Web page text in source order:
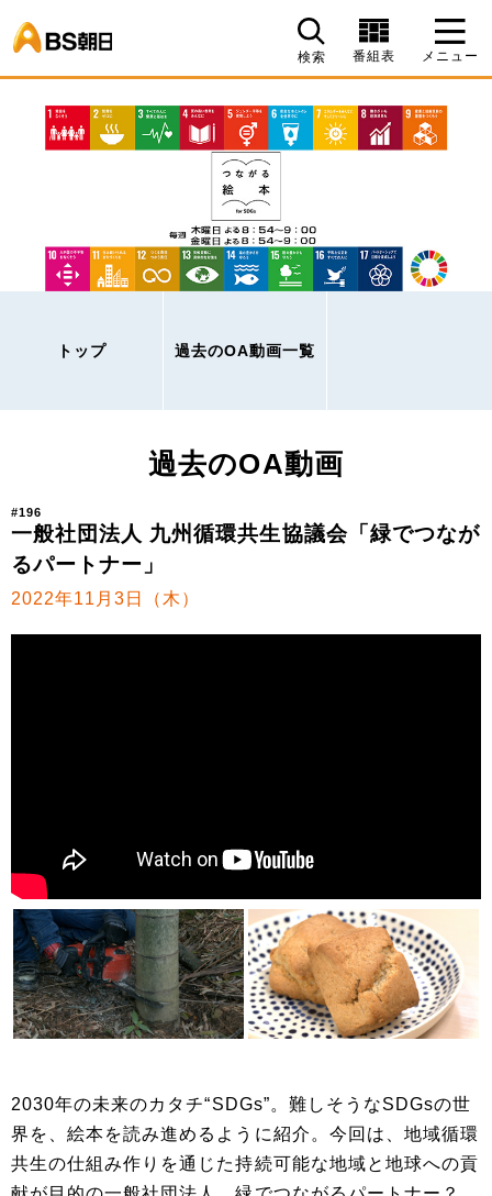
検索 番組表 メニュー
トップ 過去のOA動画一覧
過去のOA動画
#196
一般社団法人 九州循環共生協議会「緑でつなが
るパートナー」
2022年11月3日（木）
2030年の未来のカタチ“SDGs”。難しそうなSDGsの世
界を、絵本を読み進めるように紹介。今回は、地域循環
共生の仕組み作りを通じた持続可能な地域と地球への貢